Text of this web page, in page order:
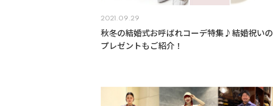
2021.09.29
秋冬の結婚式お呼ばれコーデ特集♪結婚祝いの
プレゼントもご紹介！